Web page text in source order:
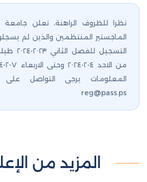
نظرا للظروف الراهنة، تعلن جامعة
الماجستير المنتظمين والذين لم
التسجيل
المعلومات يرجى التواصل على
reg@pass.ps
المزيد من